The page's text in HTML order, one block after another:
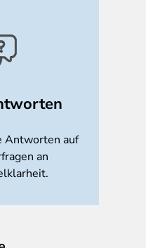
Antworten auf
an